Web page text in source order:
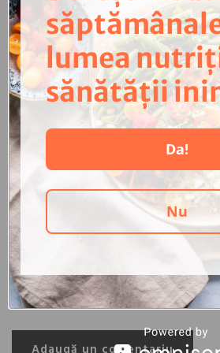
Lasă un comentariu
lumea
sănătății
Da!
Nu